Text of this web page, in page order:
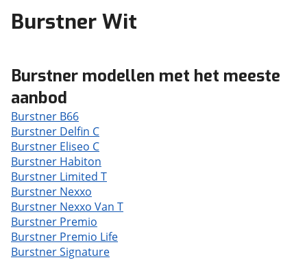
Burstner Wit
Burstner modellen met het meeste
aanbod
Burstner B66
Burstner Delfin C
Burstner Eliseo C
Burstner Habiton
Burstner Limited T
Burstner Nexxo
Burstner Nexxo Van T
Burstner Premio
Burstner Premio Life
Burstner Signature